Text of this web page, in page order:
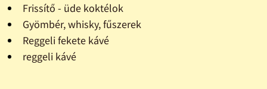
Frissítő - üde koktélok
Gyömbér, whisky, fűszerek
Reggeli fekete kávé
reggeli kávé